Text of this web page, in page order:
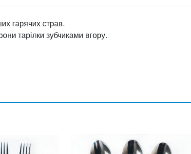
гарячих страв.
тарілки зубчиками вгору.